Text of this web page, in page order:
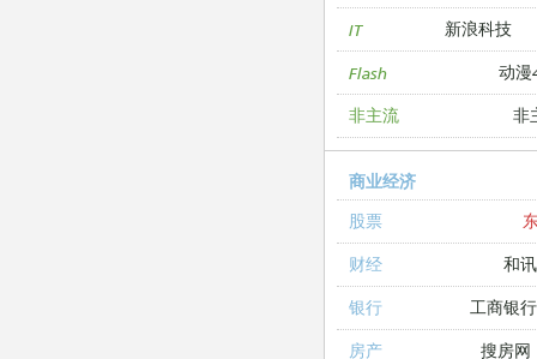
IT 新浪科技
Flash 动漫
非主流 非
商业经济
股票
财经 和
银行 工商银行
房产 搜房网